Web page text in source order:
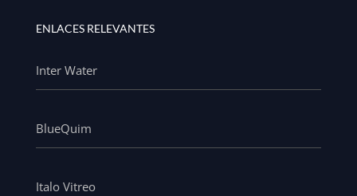
ENLACES RELEVANTES
Inter Water
BlueQuim
Italo Vitreo